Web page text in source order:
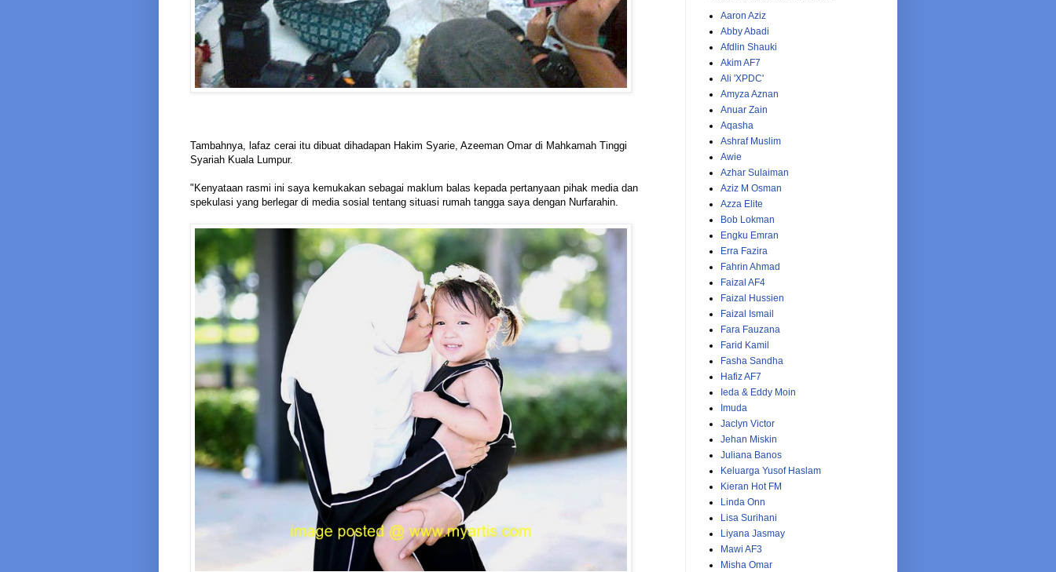
Tambahnya, lafaz cerai itu dibuat dihadapan Hakim Syarie, Azeeman Omar di Mahkamah Tinggi
Syariah Kuala Lumpur.
"Kenyataan rasmi ini saya kemukakan sebagai maklum balas kepada pertanyaan pihak media dan
spekulasi yang berlegar di media sosial tentang situasi rumah tangga saya dengan Nurfarahin.
Aaron Aziz
Abby Abadi
Afdlin Shauki
Akim AF7
Ali 'XPDC'
Amyza Aznan
Anuar Zain
Aqasha
Ashraf Muslim
Awie
Azhar Sulaiman
Aziz M Osman
Azza Elite
Bob Lokman
Engku Emran
Erra Fazira
Fahrin Ahmad
Faizal AF4
Faizal Hussien
Faizal Ismail
Fara Fauzana
Farid Kamil
Fasha Sandha
Hafiz AF7
Ieda & Eddy Moin
Imuda
Jaclyn Victor
Jehan Miskin
Juliana Banos
Keluarga Yusof Haslam
Kieran Hot FM
Linda Onn
Lisa Surihani
Liyana Jasmay
Mawi AF3
Misha Omar